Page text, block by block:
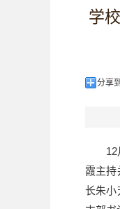
学
分享到
12月
霞主
长朱小